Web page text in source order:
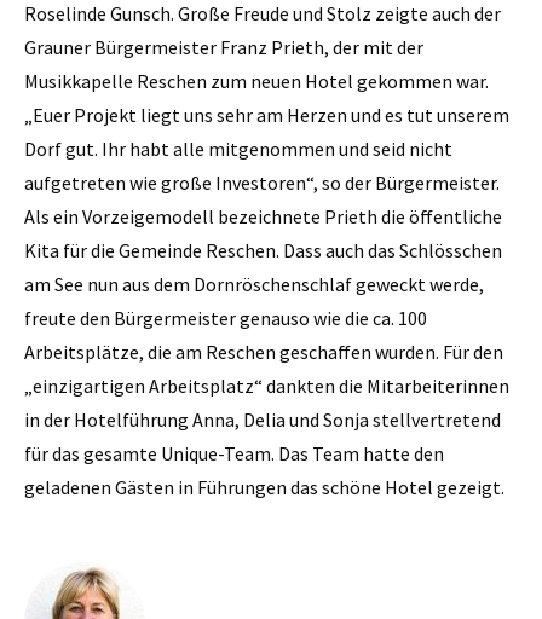
Roselinde Gunsch. Große Freude und Stolz zeigte auch der
Grauner Bürgermeister Franz Prieth, der mit der
Musikkapelle Reschen zum neuen Hotel gekommen war.
„Euer Projekt liegt uns sehr am Herzen und es tut unserem
Dorf gut. Ihr habt alle mitgenommen und seid nicht
aufgetreten wie große Investoren“, so der Bürgermeister.
Als ein Vorzeigemodell bezeichnete Prieth die öffentliche
Kita für die Gemeinde Reschen. Dass auch das Schlösschen
am See nun aus dem Dornröschenschlaf geweckt werde,
freute den Bürgermeister genauso wie die ca. 100
Arbeitsplätze, die am Reschen geschaffen wurden. Für den
„einzigartigen Arbeitsplatz“ dankten die Mitarbeiterinnen
in der Hotelführung Anna, Delia und Sonja stellvertretend
für das gesamte Unique-Team. Das Team hatte den
geladenen Gästen in Führungen das schöne Hotel gezeigt.